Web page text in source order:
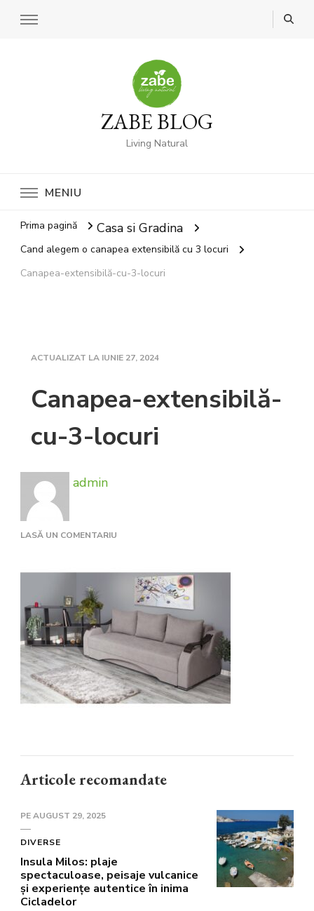
ZABE BLOG
Living Natural
MENIU
Prima pagină Casa si Gradina
Cand alegem o canapea extensibilă cu 3 locuri
Canapea-extensibilă-cu-3-locuri
ACTUALIZAT LA IUNIE 27, 2024
Canapea-extensibilă-
cu-3-locuri
admin
LASĂ UN COMENTARIU
LOCURI
Articole recomandate
PEAUGUST 29, 2025
DIVERSE
Insula Milos: plaje
spectaculoase, peisaje vulcanice
și experiențe autentice în inima
Cicladelor